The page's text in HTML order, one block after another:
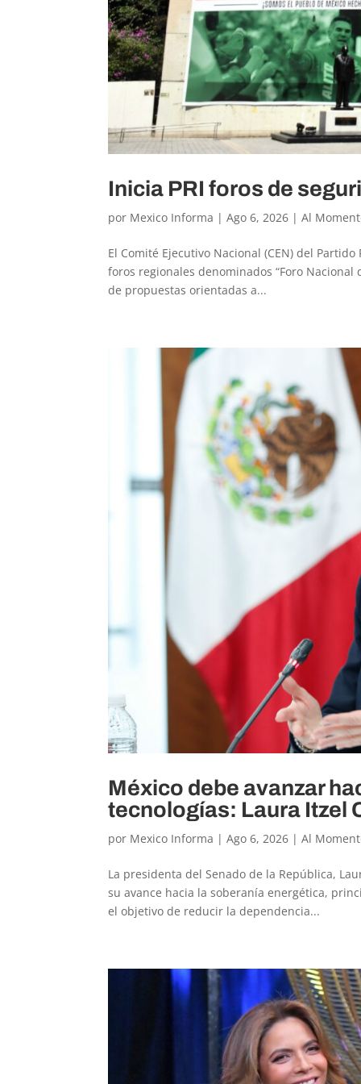
Inicia PRI foros de
por Mexico Informa |Ago 6, 2026 |Al
El Comité Ejecutivo Nacional (CEN) del
foros regionales denominados “Foro
de propuestas orientadas a...
México debe avanzar
tecnologías: Laura Itzel
por Mexico Informa |Ago 6, 2026 |Al
La presidenta del Senado de la República,
su avance hacia la soberanía energética,
el objetivo de reducir la dependencia...